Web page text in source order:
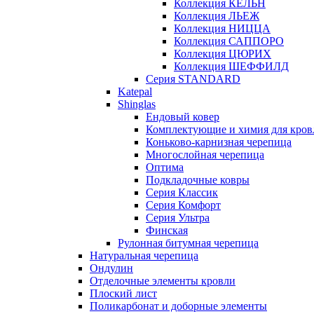
Коллекция КЁЛЬН
Коллекция ЛЬЕЖ
Коллекция НИЦЦА
Коллекция САППОРО
Коллекция ЦЮРИХ
Коллекция ШЕФФИЛД
Серия STANDARD
Katepal
Shinglas
Ендовый ковер
Комплектующие и химия для
Коньково-карнизная черепица
Многослойная черепица
Оптима
Подкладочные ковры
Серия Классик
Серия Комфорт
Серия Ультра
Финская
Рулонная битумная черепица
Натуральная черепица
Ондулин
Отделочные элементы кровли
Плоский лист
Поликарбонат и доборные элементы